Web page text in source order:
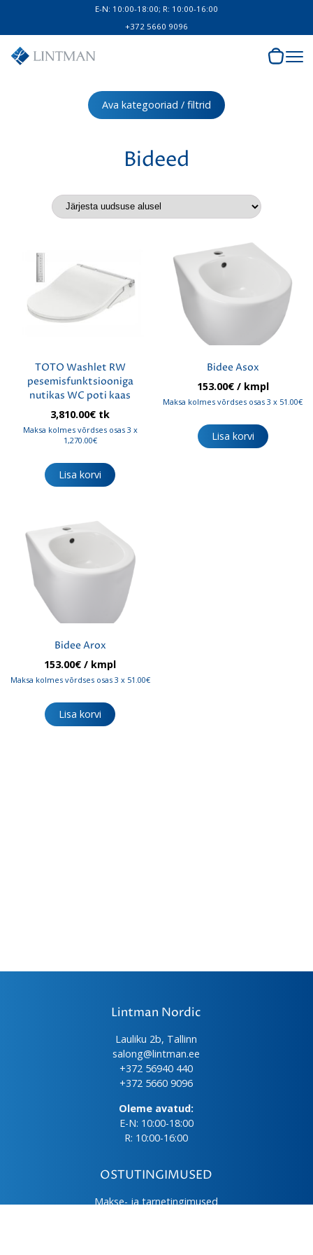
E-N: 10:00-18:00; R: 10:00-16:00
+372 5660 9096
Ava kategooriad / filtrid
Bideed
TOTO Washlet RW
pesemisfunktsiooniga
nutikas WC poti kaas
3,810.00€ tk
Maksa kolmes võrdses osas 3 x
1,270.00€
Lisa korvi
Bidee Asox
153.00€/ kmpl
Maksa kolmes võrdses osas 3 x 51.00€
Lisa korvi
Bidee Arox
153.00€ / kmpl
Maksa kolmes võrdses osas 3 x 51.00€
Lisa korvi
Lintman Nordic
Lauliku 2b, Tallinn
salong@lintman.ee
+372 56940 440
+372 5660 9096
Oleme avatud:
E-N: 10:00-18:00
R: 10:00-16:00
OSTUTINGIMUSED
Makse- ja tarnetingimused